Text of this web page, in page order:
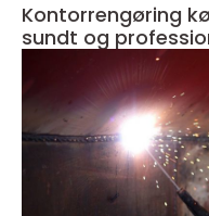
Kontorrengøring
sundt og